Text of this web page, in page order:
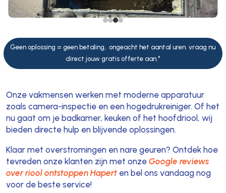
Geen oplossing = geen betaling, ongeacht het aantal uren. vraag nu
direct jouw gratis offerte aan."
Onze vakmensen werken met moderne apparatuur
zoals camera-inspectie en een hogedrukreiniger. Of het
nu gaat om je badkamer, keuken of het hoofdriool, wij
bieden directe hulp en blijvende oplossingen.
Klaar met overstromingen en nare geuren? Ontdek hoe
tevreden onze klanten zijn met onze Google reviews
over riool ontstoppen Haperten bel ons vandaag nog
voor de beste service!